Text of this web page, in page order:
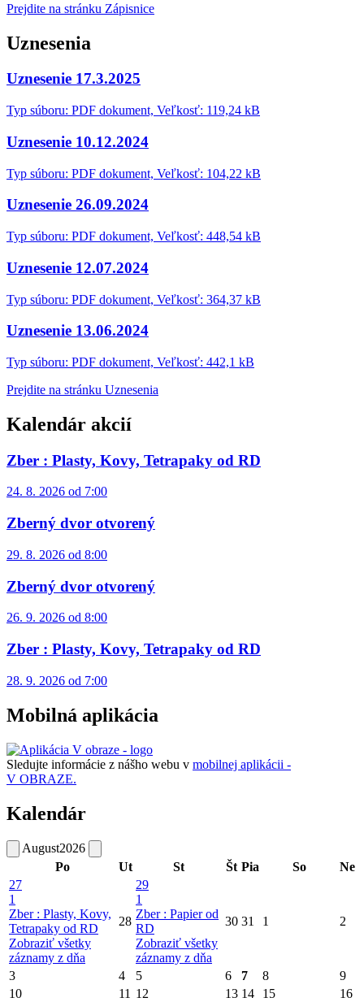
Prejdite na stránku Zápisnice
Uznesenia
Uznesenie 17.3.2025
Typ súboru: PDF dokument, Veľkosť: 119,24 kB
Uznesenie 10.12.2024
Typ súboru: PDF dokument, Veľkosť: 104,22 kB
Uznesenie 26.09.2024
Typ súboru: PDF dokument, Veľkosť: 448,54 kB
Uznesenie 12.07.2024
Typ súboru: PDF dokument, Veľkosť: 364,37 kB
Uznesenie 13.06.2024
Typ súboru: PDF dokument, Veľkosť: 442,1 kB
Prejdite na stránku Uznesenia
Kalendár akcií
Zber : Plasty, Kovy, Tetrapaky od RD
24. 8. 2026 od 7:00
Zberný dvor otvorený
29. 8. 2026 od 8:00
Zberný dvor otvorený
26. 9. 2026 od 8:00
Zber : Plasty, Kovy, Tetrapaky od RD
28. 9. 2026 od 7:00
Mobilná aplikácia
Sledujte informácie z nášho webu v mobilnej aplikácii -
V OBRAZE.
Kalendár
August2026
Po
Ut St Št Pia So
Ne
27
1
Zber : Plasty, Kovy,
Tetrapaky od RD
Zobraziť všetky
záznamy z dňa
28
29
1
Zber : Papier od
RD
Zobraziť všetky
záznamy z dňa
30 31 1 2
3 4 5 6 7 8
9
10
11 12 13 14 15
16